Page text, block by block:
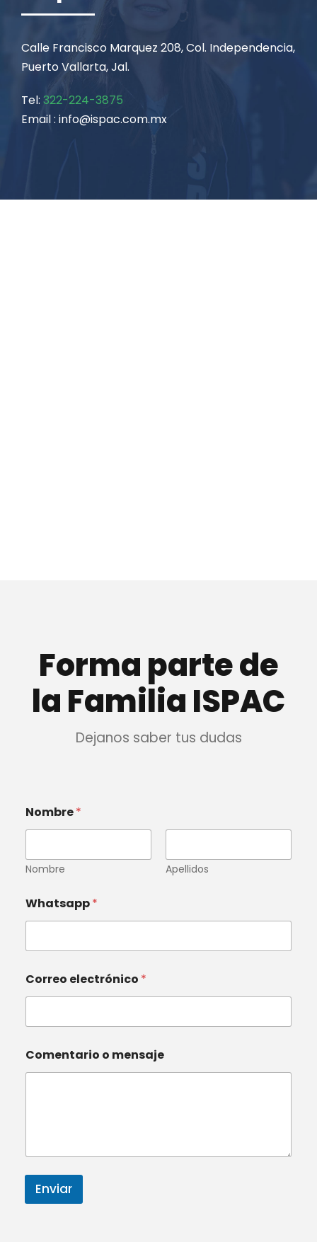
Calle Francisco Marquez 208, Col. Independencia,
Puerto Vallarta, Jal.
Tel: 322-224-3875
Email : info@ispac.com.mx
Forma parte de
la Familia ISPAC
Dejanos saber tus dudas
Nombre*
Nombre Apellidos
Whatsapp*
Correo electrónico *
Comentario o mensaje
Enviar